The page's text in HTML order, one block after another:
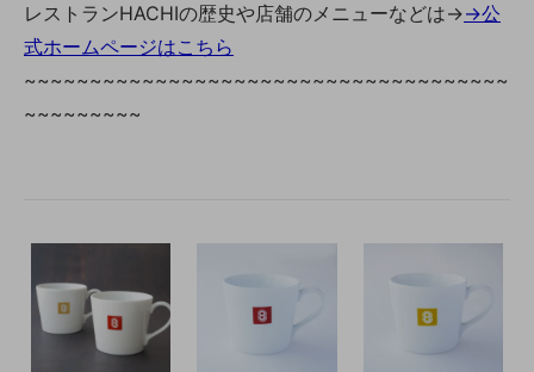
レストランHACHIの歴史や店舗のメニューなどは→→公
式ホームページはこちら
~~~~~~~~~~~~~~~~~~~~~~~~~~~~~~~~~~~~~
~~~~~~~~~